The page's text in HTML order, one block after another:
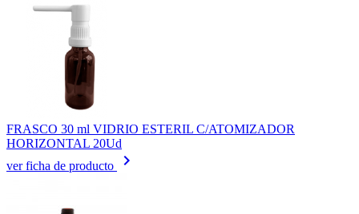
FRASCO 30 ml VIDRIO ESTERIL C/ATOMIZADOR
HORIZONTAL 20Ud
ver ficha de producto
keyboard_arrow_right